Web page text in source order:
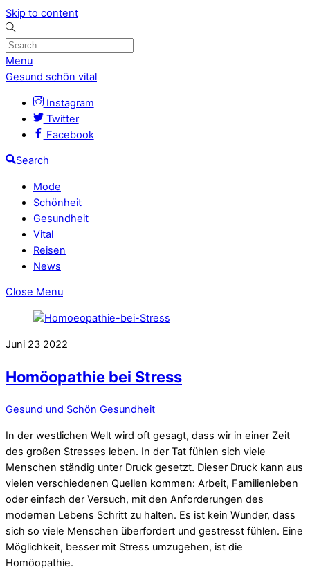
Skip to content
Menu
Gesund schön vital
Instagram
Twitter
Facebook
Search
Mode
Schönheit
Gesundheit
Vital
Reisen
News
Close Menu
Juni 23 2022
Homöopathie bei Stress
Gesund und Schön Gesundheit
In der westlichen Welt wird oft gesagt, dass wir in einer Zeit
des großen Stresses leben. In der Tat fühlen sich viele
Menschen ständig unter Druck gesetzt. Dieser Druck kann aus
vielen verschiedenen Quellen kommen: Arbeit, Familienleben
oder einfach der Versuch, mit den Anforderungen des
modernen Lebens Schritt zu halten. Es ist kein Wunder, dass
sich so viele Menschen überfordert und gestresst fühlen. Eine
Möglichkeit, besser mit Stress umzugehen, ist die
Homöopathie.